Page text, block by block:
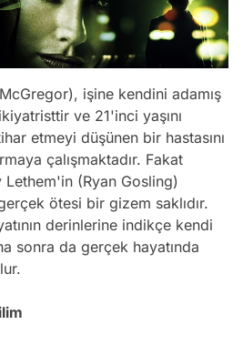
işine kendini adamış
ve 21'inci yaşını
etmeyi düşünen bir hastasını
çalışmaktadır. Fakat
Lethem'in (Ryan Gosling)
ötesi bir gizem saklıdır.
derinlerine indikçe kendi
sonra da gerçek hayatında